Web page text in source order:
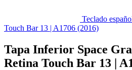
Teclado
Touch Bar 13 | A1706 (2016)
Tapa Inferior Space
Retina Touch Bar 13 |